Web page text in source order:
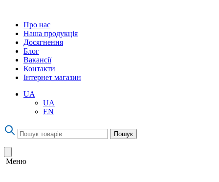
Про нас
Наша продукція
Досягнення
Блог
Вакансії
Контакти
Інтернет магазин
UA
UA
EN
Пошук
Меню